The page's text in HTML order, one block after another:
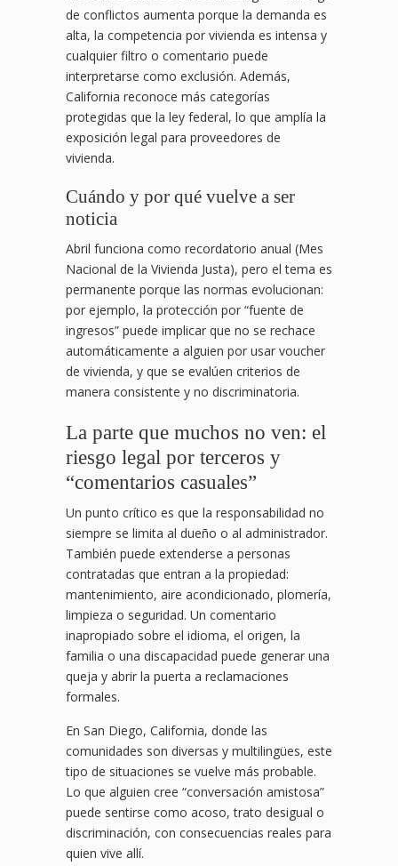
de conflictos aumenta porque la demanda es
alta, la competencia por vivienda es intensa y
cualquier filtro o comentario puede
interpretarse como exclusión. Además,
California reconoce más categorías
protegidas que la ley federal, lo que amplía la
exposición legal para proveedores de
vivienda.
Cuándo y por qué vuelve a ser
noticia
Abril funciona como recordatorio anual (Mes
Nacional de la Vivienda Justa), pero el tema es
permanente porque las normas evolucionan:
por ejemplo, la protección por “fuente de
ingresos” puede implicar que no se rechace
automáticamente a alguien por usar voucher
de vivienda, y que se evalúen criterios de
manera consistente y no discriminatoria.
La parte que muchos no ven: el
riesgo legal por terceros y
“comentarios casuales”
Un punto crítico es que la responsabilidad no
siempre se limita al dueño o al administrador.
También puede extenderse a personas
contratadas que entran a la propiedad:
mantenimiento, aire acondicionado, plomería,
limpieza o seguridad. Un comentario
inapropiado sobre el idioma, el origen, la
familia o una discapacidad puede generar una
queja y abrir la puerta a reclamaciones
formales.
En San Diego, California, donde las
comunidades son diversas y multilingües, este
tipo de situaciones se vuelve más probable.
Lo que alguien cree “conversación amistosa”
puede sentirse como acoso, trato desigual o
discriminación, con consecuencias reales para
quien vive allí.